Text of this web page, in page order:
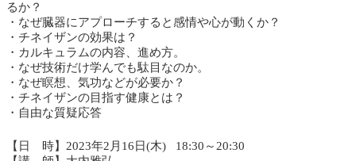
るか？
・なぜ臓器にアプローチすると感情や心が動くか？
・チネイザンの効果は？
・カルキュラムの内容、進め方。
・なぜ技術だけ学んでも駄目なのか。
・なぜ瞑想、気功などが必要か？
・チネイザンの目指す健康とは？
・自由な質疑応答
【日 時】2023年2月16日(木) 18:30～20:30